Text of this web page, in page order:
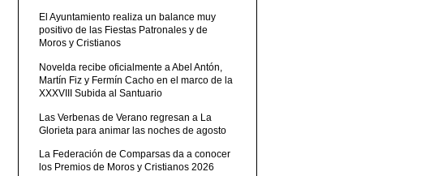
El Ayuntamiento realiza un balance muy
positivo de las Fiestas Patronales y de
Moros y Cristianos
Novelda recibe oficialmente a Abel Antón,
Martín Fiz y Fermín Cacho en el marco de la
XXXVIII Subida al Santuario
Las Verbenas de Verano regresan a La
Glorieta para animar las noches de agosto
La Federación de Comparsas da a conocer
los Premios de Moros y Cristianos 2026